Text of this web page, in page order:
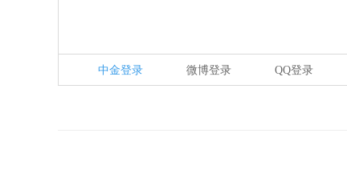
中金登录 微博登录 QQ登录